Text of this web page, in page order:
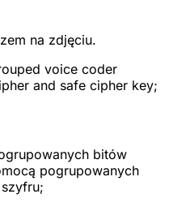
na zdjęciu.
voice coder
and safe cipher key;
bitów
pogrupowanych